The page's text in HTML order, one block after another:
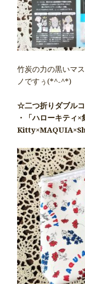
竹炭の力の黒いマ
ノですぅ(*^-^*)
☆二つ折りダブル
・「ハローキティ